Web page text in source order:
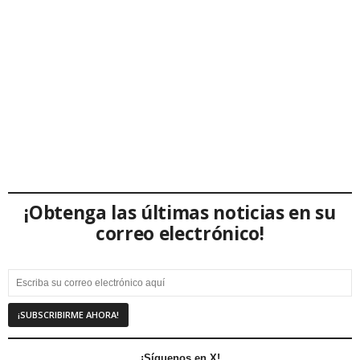
¡Obtenga las últimas noticias en su
correo electrónico!